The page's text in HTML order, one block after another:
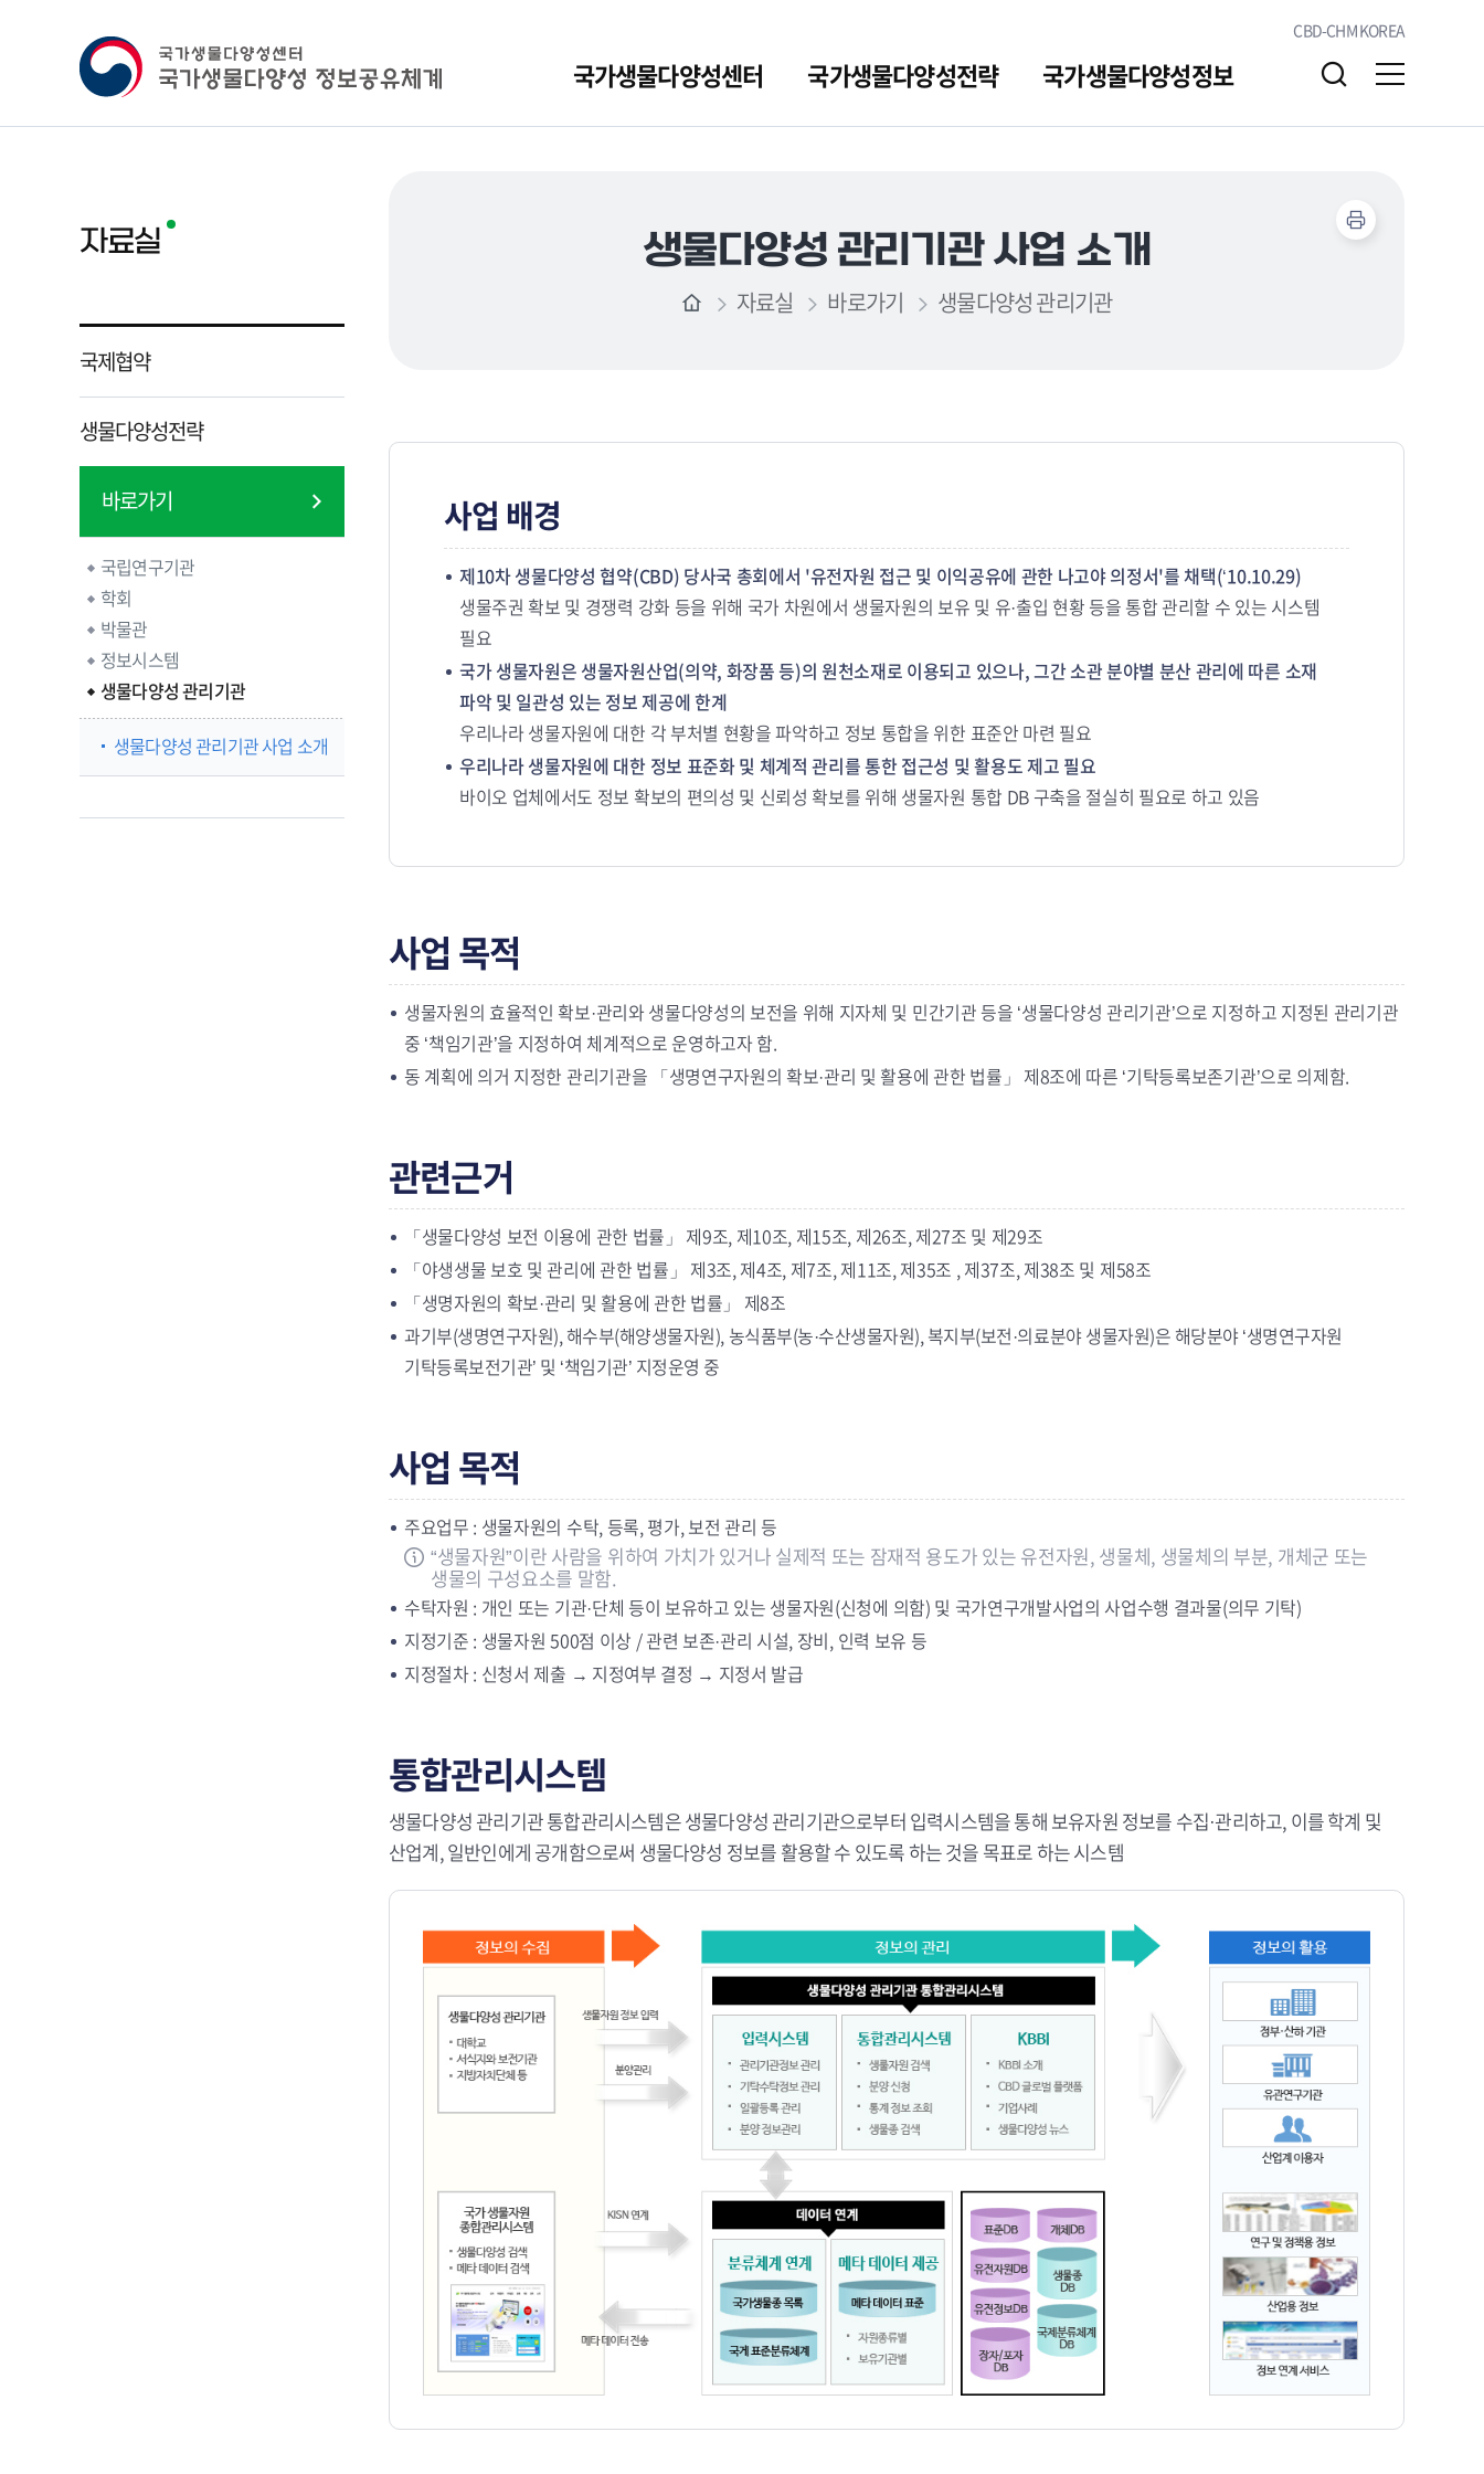
CBD-CHM KOREA
국가생물다양성센터 국가생물다양성전략 국가생물다양성정보
자료실
국제협약
생물다양성전략
바로가기
국립연구기관
학회
박물관
정보시스템
생물다양성 관리기관
생물다양성 관리기관 사업 소개
생물다양성 관리기관 사업 소개
자료실 바로가기 생물다양성 관리기관
사업 배경
제10차 생물다양성 협약(CBD) 당사국 총회에서 '유전자원 접근 및 이익공유에 관한 나고야 의정서'를 채택(‘10.10.29)
생물주권 확보 및 경쟁력 강화 등을 위해 국가 차원에서 생물자원의 보유 및 유·출입 현황 등을 통합 관리할 수 있는 시스템
필요
국가 생물자원은 생물자원산업(의약, 화장품 등)의 원천소재로 이용되고 있으나, 그간 소관 분야별 분산 관리에 따른 소재
파악 및 일관성 있는 정보 제공에 한계
우리나라 생물자원에 대한 각 부처별 현황을 파악하고 정보 통합을 위한 표준안 마련 필요
우리나라 생물자원에 대한 정보 표준화 및 체계적 관리를 통한 접근성 및 활용도 제고 필요
바이오 업체에서도 정보 확보의 편의성 및 신뢰성 확보를 위해 생물자원 통합 DB 구축을 절실히 필요로 하고 있음
사업 목적
생물자원의 효율적인 확보·관리와 생물다양성의 보전을 위해 지자체 및 민간기관 등을 ‘생물다양성 관리기관’으로 지정하고 지정된 관리기관
중 ‘책임기관’을 지정하여 체계적으로 운영하고자 함.
동 계획에 의거 지정한 관리기관을 「생명연구자원의 확보·관리 및 활용에 관한 법률」 제8조에 따른 ‘기탁등록보존기관’으로 의제함.
관련근거
「생물다양성 보전 이용에 관한 법률」 제9조, 제10조, 제15조, 제26조, 제27조 및 제29조
「야생생물 보호 및 관리에 관한 법률」 제3조, 제4조, 제7조, 제11조, 제35조 , 제37조, 제38조 및 제58조
「생명자원의 확보·관리 및 활용에 관한 법률」 제8조
과기부(생명연구자원), 해수부(해양생물자원), 농식품부(농·수산생물자원), 복지부(보전·의료분야 생물자원)은 해당분야 ‘생명연구자원
기탁등록보전기관’ 및 ‘책임기관’ 지정운영 중
사업 목적
주요업무 : 생물자원의 수탁, 등록, 평가, 보전 관리 등
“생물자원”이란 사람을 위하여 가치가 있거나 실제적 또는 잠재적 용도가 있는 유전자원, 생물체, 생물체의 부분, 개체군 또는
생물의 구성요소를 말함.
수탁자원 : 개인 또는 기관·단체 등이 보유하고 있는 생물자원(신청에 의함) 및 국가연구개발사업의 사업수행 결과물(의무 기탁)
지정기준 : 생물자원 500점 이상 / 관련 보존·관리 시설, 장비, 인력 보유 등
지정절차 : 신청서 제출 → 지정여부 결정 → 지정서 발급
통합관리시스템
생물다양성 관리기관 통합관리시스템은 생물다양성 관리기관으로부터 입력시스템을 통해 보유자원 정보를 수집·관리하고, 이를 학계 및
산업계, 일반인에게 공개함으로써 생물다양성 정보를 활용할 수 있도록 하는 것을 목표로 하는 시스템